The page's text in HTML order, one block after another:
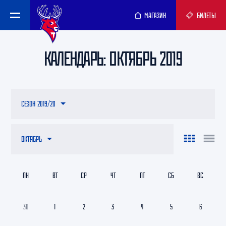
МАГАЗИН БИЛЕТЫ
КАЛЕНДАРЬ: ОКТЯБРЬ 2019
ОКТЯБРЬ
СЕЗОН 2019/20
30 1 2 3 4 5 6
ПН ВТ СР ЧТ ПТ СБ ВС